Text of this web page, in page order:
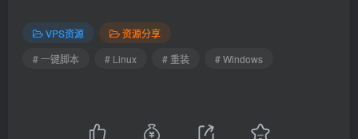
VPS资源
资源分享
# 一键脚本
# Linux # 重装 # Windows